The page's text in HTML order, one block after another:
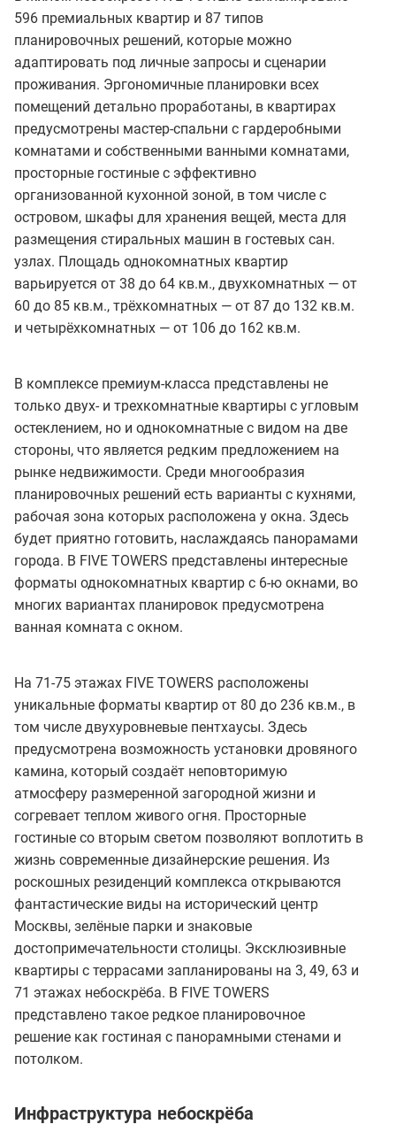
596 премиальных квартир и 87 типов
планировочных решений, которые можно
адаптировать под личные запросы и сценарии
проживания. Эргономичные планировки всех
помещений детально проработаны, в квартирах
предусмотрены мастер-спальни с гардеробными
комнатами и собственными ванными комнатами,
просторные гостиные с эффективно
организованной кухонной зоной, в том числе с
островом, шкафы для хранения вещей, места для
размещения стиральных машин в гостевых сан.
узлах. Площадь однокомнатных квартир
варьируется от 38 до 64 кв.м., двухкомнатных — от
60 до 85 кв.м., трёхкомнатных — от 87 до 132 кв.м.
и четырёхкомнатных — от 106 до 162 кв.м.
В комплексе премиум-класса представлены не
только двух- и трехкомнатные квартиры с угловым
остеклением, но и однокомнатные с видом на две
стороны, что является редким предложением на
рынке недвижимости. Среди многообразия
планировочных решений есть варианты с кухнями,
рабочая зона которых расположена у окна. Здесь
будет приятно готовить, наслаждаясь панорамами
города. В FIVE TOWERS представлены интересные
форматы однокомнатных квартир с 6-ю окнами, во
многих вариантах планировок предусмотрена
ванная комната с окном.
На 71-75 этажах FIVE TOWERS расположены
уникальные форматы квартир от 80 до 236 кв.м., в
том числе двухуровневые пентхаусы. Здесь
предусмотрена возможность установки дровяного
камина, который создаёт неповторимую
атмосферу размеренной загородной жизни и
согревает теплом живого огня. Просторные
гостиные со вторым светом позволяют воплотить в
жизнь современные дизайнерские решения. Из
роскошных резиденций комплекса открываются
фантастические виды на исторический центр
Москвы, зелёные парки и знаковые
достопримечательности столицы. Эксклюзивные
квартиры с террасами запланированы на 3, 49, 63 и
71 этажах небоскрёба. В FIVE TOWERS
представлено такое редкое планировочное
решение как гостиная с панорамными стенами и
потолком.
Инфраструктура небоскрёба